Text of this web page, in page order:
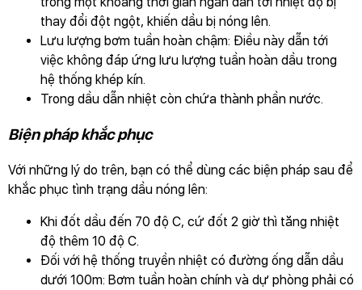
thay đổi đột ngột, khiến dầu bị nóng lên.
Lưu lượng bơm tuần hoàn chậm: Điều này dẫn tới
việc không đáp ứng lưu lượng tuần hoàn dầu trong
hệ thống khép kín.
Trong dầu dẫn nhiệt còn chứa thành phần nước.
Biện pháp khắc phục
Với những lý do trên, bạn có thể dùng các biện pháp sau để
khắc phục tình trạng dầu nóng lên:
Khi đốt dầu đến 70 độ C, cứ đốt 2 giờ thì tăng nhiệt
độ thêm 10 độ C.
Đối với hệ thống truyền nhiệt có đường ống dẫn dầu
dưới 100m: Bơm tuần hoàn chính và dự phòng phải có